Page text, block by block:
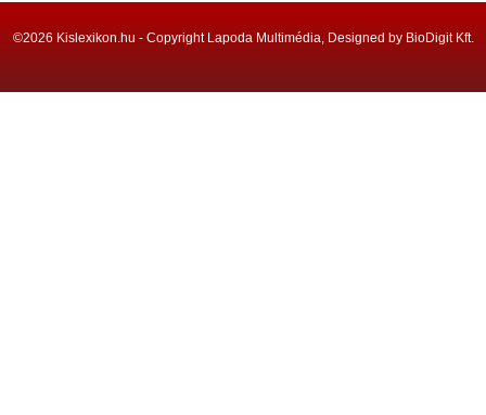
©2026 Kislexikon.hu - Copyright Lapoda Multimédia, Designed by BioDigit Kft.